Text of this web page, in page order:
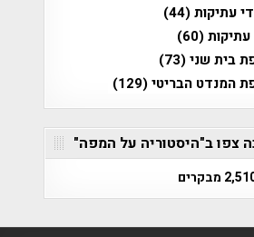
עתיקות(44)
(60)
בית שני(73)
המנדט הבריטי(129)
צפו ב"היסטוריה על המפה"
מבקרים